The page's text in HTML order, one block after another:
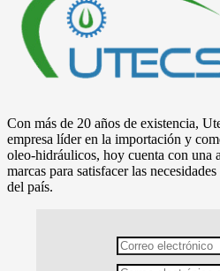
Con más de 20 años de existencia,
empresa líder en la importación y
oleo-hidráulicos, hoy cuenta con una
marcas para satisfacer las
del país.